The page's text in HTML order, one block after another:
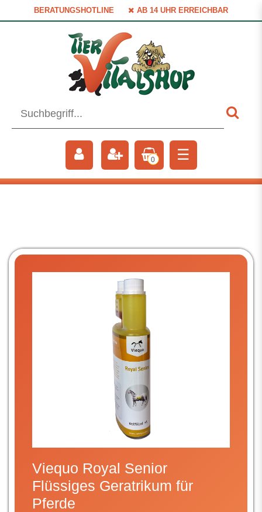
BERATUNGSHOTLINE AB 14 UHR ERREICHBAR
0 ☰
Viequo Royal Senior
Flüssiges Geratrikum für
Pferde